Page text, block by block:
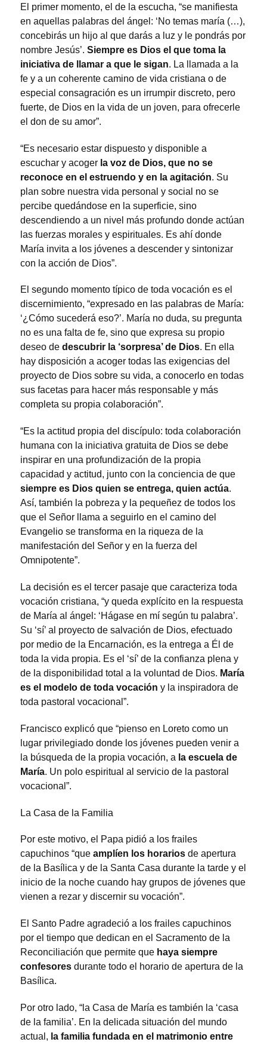
El primer momento, el de la escucha, “se manifiesta
en aquellas palabras del ángel: ‘No temas maría (…),
concebirás un hijo al que darás a luz y le pondrás por
nombre Jesús’. Siempre es Dios el que toma la
iniciativa de llamar a que le sigan. La llamada a la
fe y a un coherente camino de vida cristiana o de
especial consagración es un irrumpir discreto, pero
fuerte, de Dios en la vida de un joven, para ofrecerle
el don de su amor”.
“Es necesario estar dispuesto y disponible a
escuchar y acoger la voz de Dios, que no se
reconoce en el estruendo y en la agitación. Su
plan sobre nuestra vida personal y social no se
percibe quedándose en la superficie, sino
descendiendo a un nivel más profundo donde actúan
las fuerzas morales y espirituales. Es ahí donde
María invita a los jóvenes a descender y sintonizar
con la acción de Dios”.
El segundo momento típico de toda vocación es el
discernimiento, “expresado en las palabras de María:
‘¿Cómo sucederá eso?’. María no duda, su pregunta
no es una falta de fe, sino que expresa su propio
deseo de descubrir la ‘sorpresa’ de Dios. En ella
hay disposición a acoger todas las exigencias del
proyecto de Dios sobre su vida, a conocerlo en todas
sus facetas para hacer más responsable y más
completa su propia colaboración”.
“Es la actitud propia del discípulo: toda colaboración
humana con la iniciativa gratuita de Dios se debe
inspirar en una profundización de la propia
capacidad y actitud, junto con la conciencia de que
siempre es Dios quien se entrega, quien actúa.
Así, también la pobreza y la pequeñez de todos los
que el Señor llama a seguirlo en el camino del
Evangelio se transforma en la riqueza de la
manifestación del Señor y en la fuerza del
Omnipotente”.
La decisión es el tercer pasaje que caracteriza toda
vocación cristiana, “y queda explícito en la respuesta
de María al ángel: ‘Hágase en mí según tu palabra’.
Su ‘sí’ al proyecto de salvación de Dios, efectuado
por medio de la Encarnación, es la entrega a Él de
toda la vida propia. Es el ‘sí’ de la confianza plena y
de la disponibilidad total a la voluntad de Dios. María
es el modelo de toda vocación y la inspiradora de
toda pastoral vocacional”.
Francisco explicó que “pienso en Loreto como un
lugar privilegiado donde los jóvenes pueden venir a
la búsqueda de la propia vocación, a la escuela de
María. Un polo espiritual al servicio de la pastoral
vocacional”.
La Casa de la Familia
Por este motivo, el Papa pidió a los frailes
capuchinos “que amplíen los horarios de apertura
de la Basílica y de la Santa Casa durante la tarde y el
inicio de la noche cuando hay grupos de jóvenes que
vienen a rezar y discernir su vocación”.
El Santo Padre agradeció a los frailes capuchinos
por el tiempo que dedican en el Sacramento de la
Reconciliación que permite que haya siempre
confesores durante todo el horario de apertura de la
Basílica.
Por otro lado, “la Casa de María es también la ‘casa
de la familia’. En la delicada situación del mundo
actual, la familia fundada en el matrimonio entre